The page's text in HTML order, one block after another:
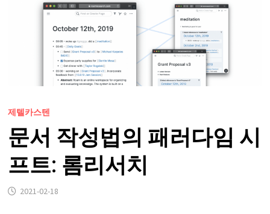
제텔카스텐
문서 작성법의 패러다임 시
프트: 롬리서치
2021-02-18